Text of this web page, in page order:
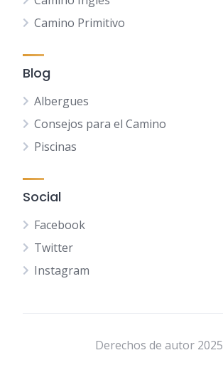
Camino Primitivo
Blog
Albergues
Consejos para el Camino
Piscinas
Social
Facebook
Twitter
Instagram
Derechos de autor 2025